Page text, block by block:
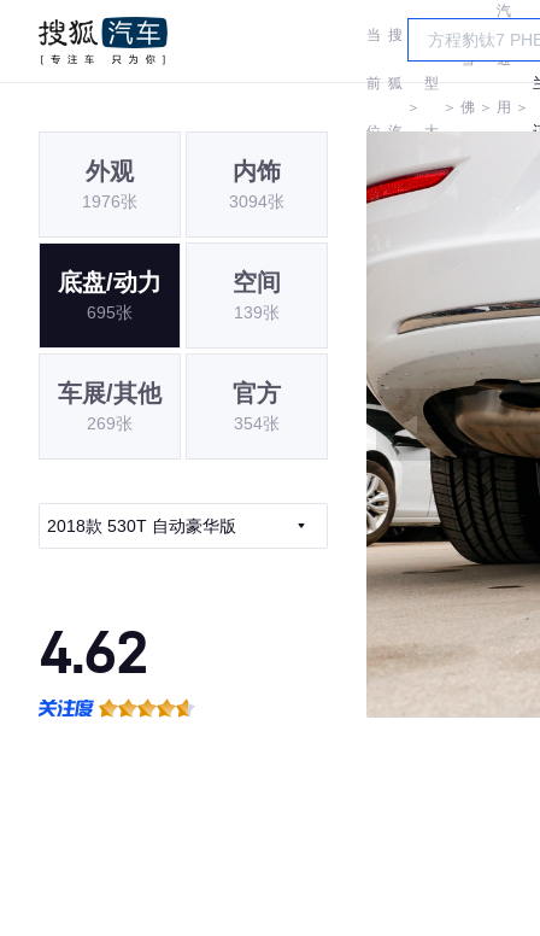
当
前
位
置:
搜
狐
汽
车
＞
车
型
大
全
＞
雪
佛
兰
＞
汽
通
用 ＞
外观
1976张
内饰
3094张
底盘/动力
695张
空间
139张
车展/其他
269张
官方
354张
2018款 530T 自动豪华版
4.62